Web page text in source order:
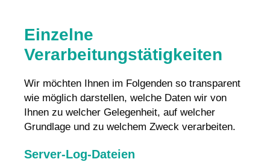
Einzelne
Verarbeitungstätigkeiten
Wir möchten Ihnen im Folgenden so transparent
wie möglich darstellen, welche Daten wir von
Ihnen zu welcher Gelegenheit, auf welcher
Grundlage und zu welchem Zweck verarbeiten.
Server-Log-Dateien